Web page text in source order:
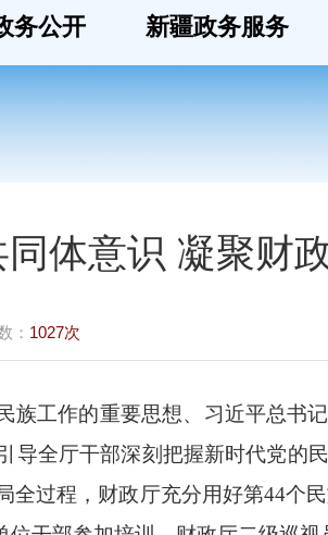
务公开 新疆政务服务
体意识 凝聚财
： 1027次
族工作的重要思想、习近平总书
导全厅干部深刻把握新时代党的
全过程，财政厅充分用好第44个